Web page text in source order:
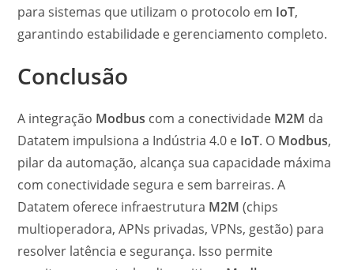
para sistemas que utilizam o protocolo em IoT,
garantindo estabilidade e gerenciamento completo.
Conclusão
A integração Modbus com a conectividade M2M da
Datatem impulsiona a Indústria 4.0 e IoT. O Modbus,
pilar da automação, alcança sua capacidade máxima
com conectividade segura e sem barreiras. A
Datatem oferece infraestrutura M2M (chips
multioperadora, APNs privadas, VPNs, gestão) para
resolver latência e segurança. Isso permite